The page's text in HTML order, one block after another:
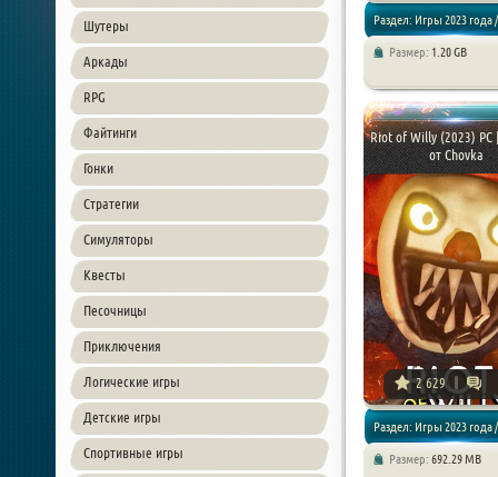
Шутеры
Аркады
RPG
Файтинги
Гонки
Стратегии
Симуляторы
Квесты
Песочницы
Приключения
Логические игры
Детские игры
Спортивные игры
Раздел: Игры 2023 года /
Размер: 1.20 GB
Riot of Willy (2023) PC
от Chovka
2 629
Раздел: Игры 2023 года /
Размер: 692.29 MB